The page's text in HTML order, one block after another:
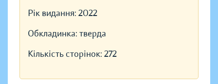
Рік видання: 2022
Обкладинка: тверда
Кількість сторінок: 272